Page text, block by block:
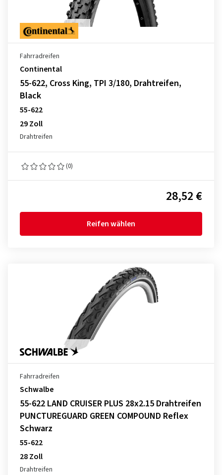
Fahrradreifen
Continental
55-622, Cross King, TPI 3/180, Drahtreifen,
Black
55-622
29 Zoll
Drahtreifen
(0)
28,52 €
Reifen wählen
Fahrradreifen
Schwalbe
55-622 LAND CRUISER PLUS 28x2.15 Drahtreifen
PUNCTUREGUARD GREEN COMPOUND Reflex
Schwarz
55-622
28 Zoll
Drahtreifen